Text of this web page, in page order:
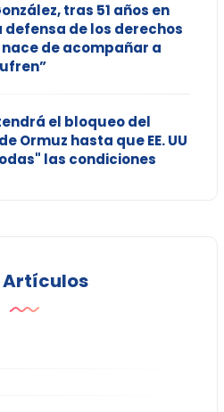
tras 51 años en
defensa de los derechos
de acompañar a
el bloqueo del
Ormuz hasta que EE. UU
las condiciones
Artículos